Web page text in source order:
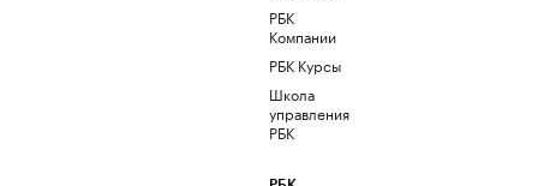
РБК
Компании
РБК Курсы
Школа
управления
РБК